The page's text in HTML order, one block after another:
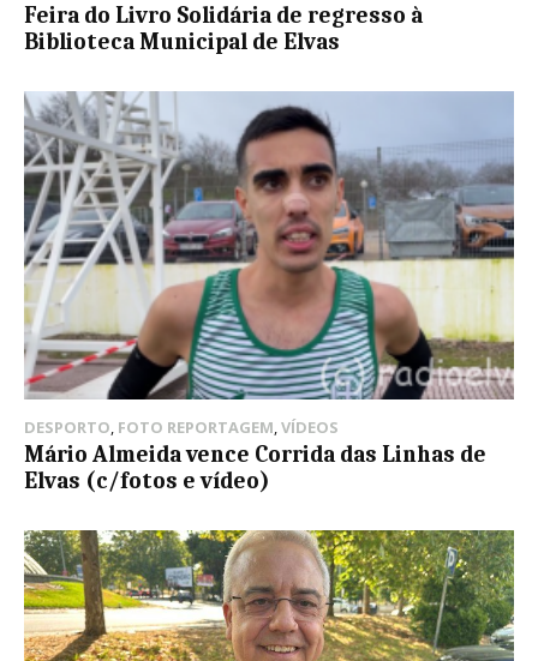
Feira do Livro Solidária de regresso à
Biblioteca Municipal de Elvas
DESPORTO, FOTO REPORTAGEM,VÍDEOS
Mário Almeida vence Corrida das Linhas de
Elvas (c/fotos e vídeo)